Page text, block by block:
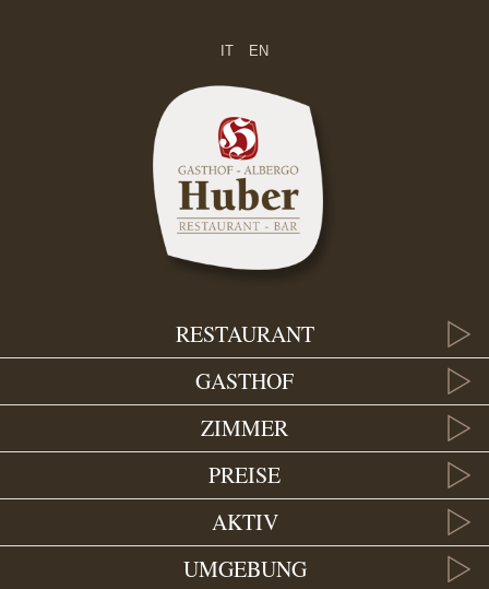
IT EN
RESTAURANT
GASTHOF
ZIMMER
PREISE
AKTIV
UMGEBUNG